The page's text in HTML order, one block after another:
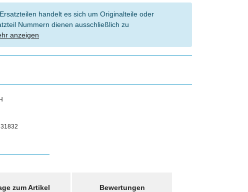
handelt es sich um Originalteile oder
Nummern dienen ausschließlich zu
anzeigen
zum Artikel Bewertungen